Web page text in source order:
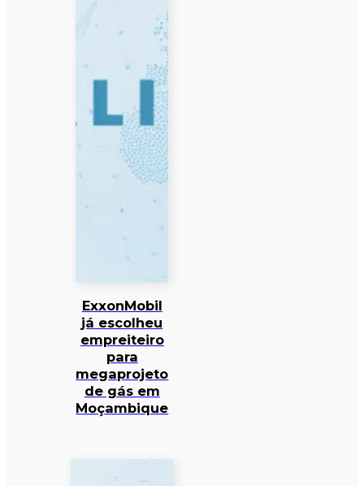
ExxonMobil
já escolheu
empreiteiro
para
megaprojeto
de gás em
Moçambique